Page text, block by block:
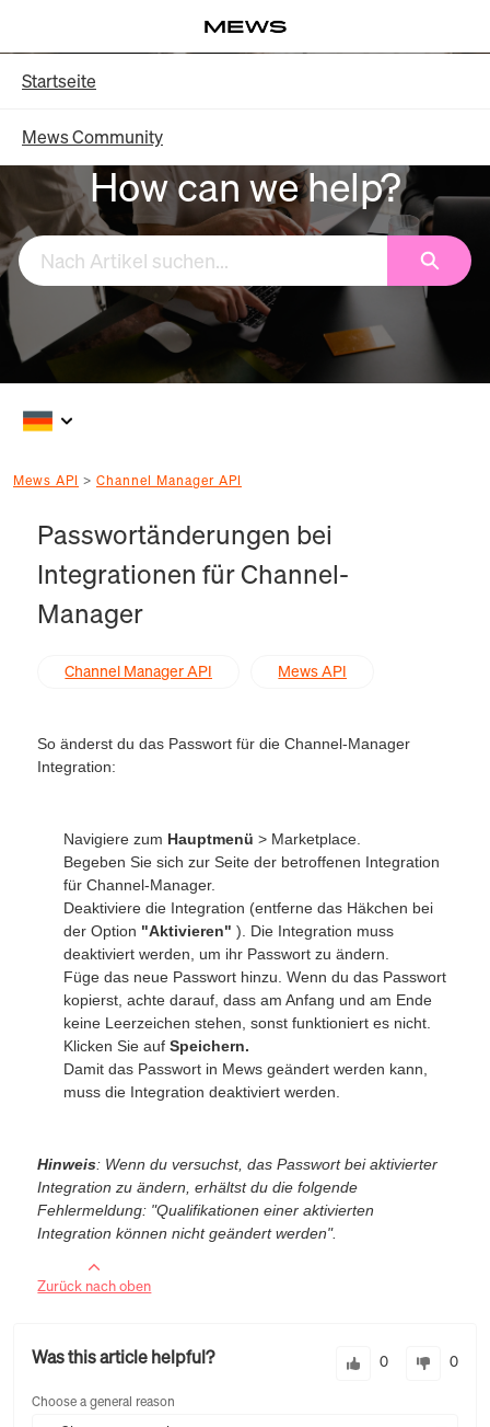
Hauptinhalt
Startseite
Mews Community
How can we help?
Suchen
Mews API Channel Manager API
Passwortänderungen bei
Integrationen für Channel-
Manager
Channel Manager API Mews API
So änderst du das Passwort für die Channel-Manager
Integration:
Navigiere zum Hauptmenü> Marketplace.
Begeben Sie sich zur Seite der betroffenen Integration
für Channel-Manager.
Deaktiviere die Integration (entferne das Häkchen bei
der Option "Aktivieren"). Die Integration muss
deaktiviert werden, um ihr Passwort zu ändern.
Füge das neue Passwort hinzu. Wenn du das Passwort
kopierst, achte darauf, dass am Anfang und am Ende
keine Leerzeichen stehen, sonst funktioniert es nicht.
Klicken Sie aufSpeichern.
Damit das Passwort in Mews geändert werden kann,
muss die Integration deaktiviert werden.
Hinweis: Wenn du versuchst, das Passwort bei aktivierter
Integration zu ändern, erhältst du die folgende
Fehlermeldung: "Qualifikationen einer aktivierten
Integration können nicht geändert werden".
Zurück nach oben
Was this article helpful? 0 0
Choose a general reason